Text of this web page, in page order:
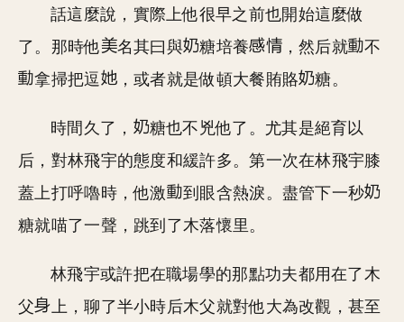
話這麼說，實際上他很早之前也開始這麼做
了。那時他
名其曰與 糖培養 ，然后就
不
拿掃把逗
，或者就是做頓大餐賄賂 糖。
時間久了，
糖也不兇他了。尤其是絕育以
后，對林飛宇的態度和緩許多。第一次在林飛宇膝
蓋上打呼嚕時，他激
到眼含熱淚。盡管下一秒
糖就喵了一聲，跳到了木落懷里。
林飛宇或許把在職場學的那點功夫都用在了木
父
上，聊了半小時后木父就對他大為改觀，甚至